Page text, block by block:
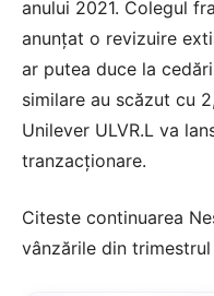
anului 2021. Colegul
anunțat o revizuire
ar putea duce la
similare au scăzut cu
Unilever ULVR.L va
tranzacționare.
Citeste continuarea
vânzările din